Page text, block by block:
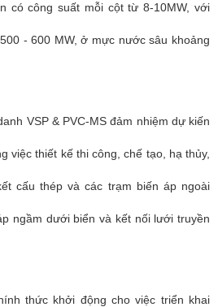
có công suất mỗi cột từ 8-10MW, với
- 600 MW, ở mực nước sâu khoảng
VSP & PVC-MS đảm nhiệm dự kiến
việc thiết kế thi công, chế tạo, hạ thủy,
cấu thép và các trạm biến áp ngoài
ngầm dưới biển và kết nối lưới truyền
thức khởi động cho việc triển khai